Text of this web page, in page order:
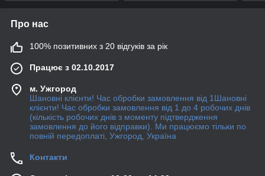
Про нас
100% позитивних з 20 відгуків за рік
Працює з 02.10.2017
м. Ужгород
Шановні клієнти! Час обробки замовлення від 1Шановні
клієнти! Час обробки замовлення від 1 до 4 робочих днів
(кількість робочих днів з моменту підтвердження
замовлення до його відправки). Ми працюємо тільки по
повній передоплаті, Ужгород, Україна
Контакти